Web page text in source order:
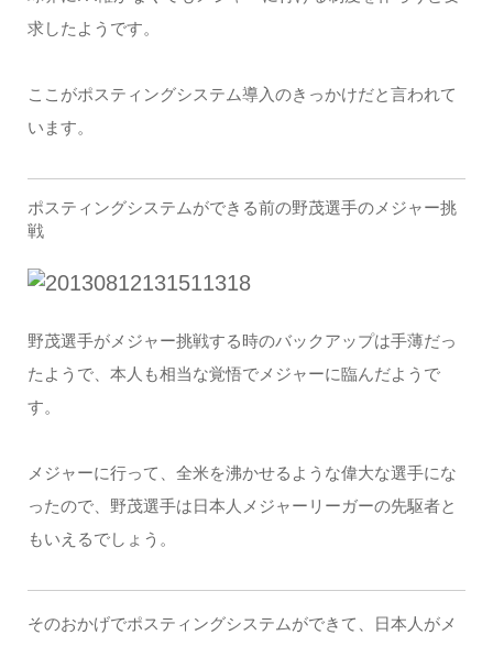
求したようです。
ここがポスティングシステム導入のきっかけだと言われて
います。
ポスティングシステムができる前の野茂選手のメジャー挑
戦
野茂選手がメジャー挑戦する時のバックアップは手薄だっ
たようで、本人も相当な覚悟でメジャーに臨んだようで
す。
メジャーに行って、全米を沸かせるような偉大な選手にな
ったので、野茂選手は日本人メジャーリーガーの先駆者と
もいえるでしょう。
そのおかげでポスティングシステムができて、日本人がメ